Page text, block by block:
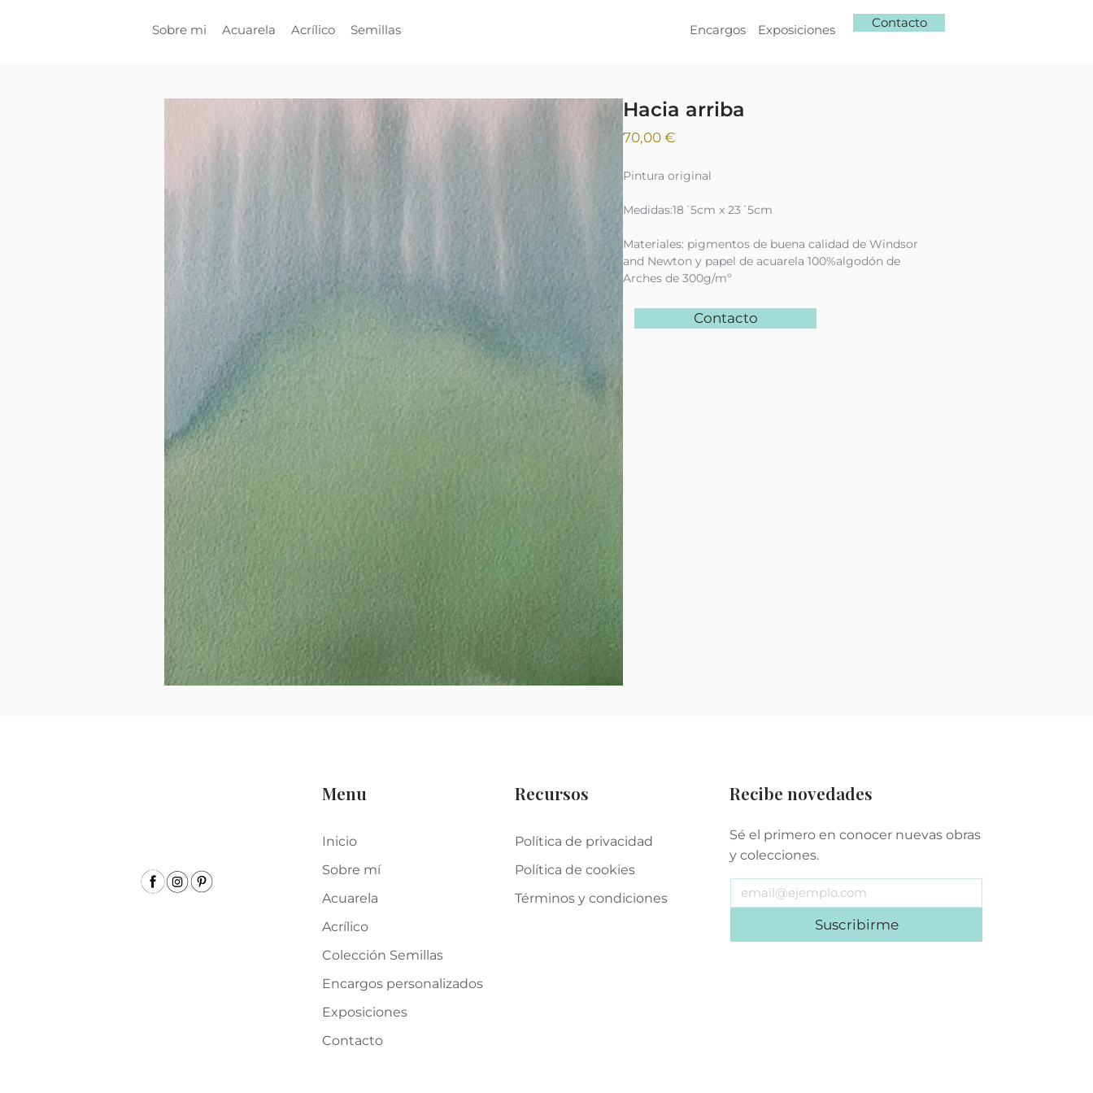
Sobre mi Acuarela Acrílico Semillas Encargos Exposiciones Contacto
Hacia arriba
70,00 €
Pintura original
Medidas:18´5cm x 23´5cm
Materiales: pigmentos de buena calidad de Windsor
and Newton y papel de acuarela 100%algodón de
Arches de 300g/mº
Contacto
Menu
Inicio
Sobre mí
Acuarela
Acrílico
Colección Semillas
Encargos personalizados
Exposiciones
Contacto
Recursos
Política de privacidad
Política de cookies
Términos y condiciones
Recibe novedades
Suscribirme
Sé el primero en conocer nuevas obras
y colecciones.